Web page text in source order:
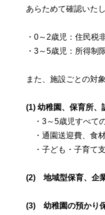
あらためて確認いた
・0～2歳児：住民税
・3～5歳児：所得制
また、施設ごとの対
(1) 幼稚園、保育所、
・3～5歳児すべて
・通園送迎費、食
・子ども・子育て
(2) 地域型保育、企
(3) 幼稚園の預かり